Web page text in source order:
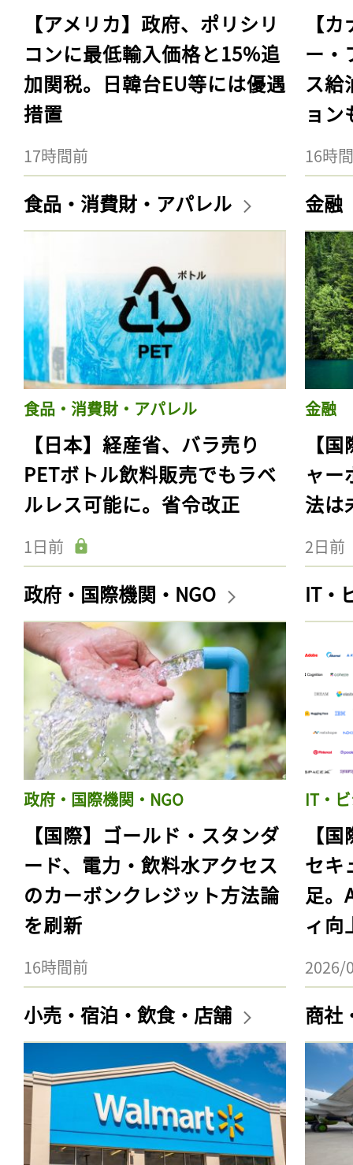
【アメリカ】政府、ポリシリ
コンに最低輸入価格と15%追
加関税。日韓台EU等には優遇
措置
17時間前
【
ー・
ス給
ョン
16時
食品・消費財・アパレル
食品・消費財・アパレル
【日本】経産省、バラ売り
PETボトル飲料販売でもラベ
ルレス可能に。省令改正
1日前
金融
金融
【
ャー
法は
2日前
政府・国際機関・NGO
政府・国際機関・NGO
【国際】ゴールド・スタンダ
ード、電力・飲料水アクセス
のカーボンクレジット方法論
を刷新
16時間前
IT・
IT・
【
セキ
足。
ィ向
2026/
小売・宿泊・飲食・店舗 商社